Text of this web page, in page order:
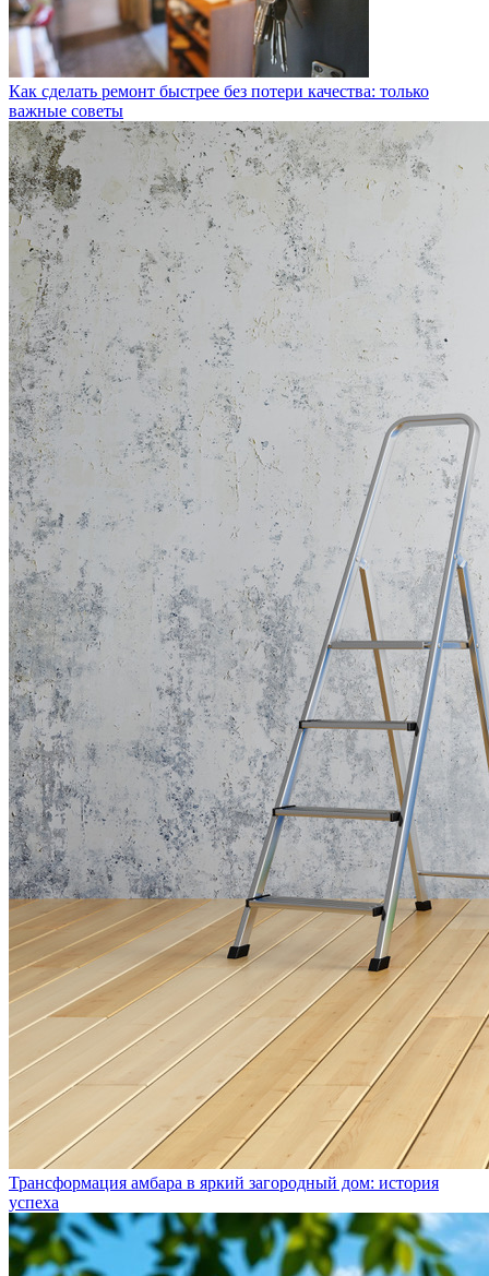
Как сделать ремонт быстрее без потери качества: только
важные советы
Трансформация амбара в яркий загородный дом: история
успеха